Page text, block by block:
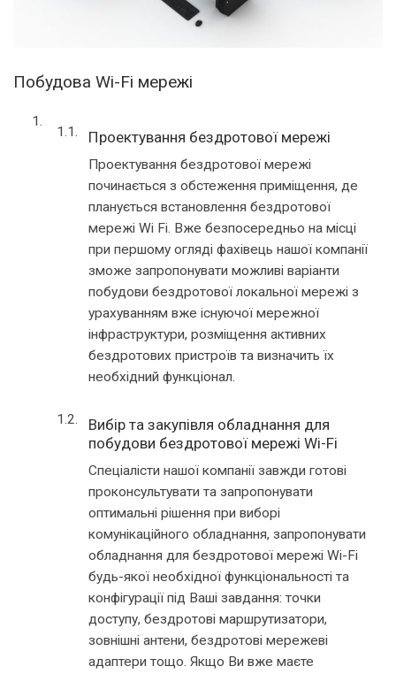
Побудова Wi-Fi мережі
Проектування бездротової мережі
Проектування бездротової мережі
починається з обстеження приміщення, де
планується встановлення бездротової
мережі Wi Fi. Вже безпосередньо на місці
при першому огляді фахівець нашої компанії
зможе запропонувати можливі варіанти
побудови бездротової локальної мережі з
урахуванням вже існуючої мережної
інфраструктури, розміщення активних
бездротових пристроїв та визначить їх
необхідний функціонал.
Вибір та закупівля обладнання для
побудови бездротової мережі Wi-Fi
Спеціалісти нашої компанії завжди готові
проконсультувати та запропонувати
оптимальні рішення при виборі
комунікаційного обладнання, запропонувати
обладнання для бездротової мережі Wi-Fi
будь-якої необхідної функціональності та
конфігурації під Ваші завдання: точки
доступу, бездротові маршрутизатори,
зовнішні антени, бездротові мережеві
адаптери тощо. Якщо Ви вже маєте